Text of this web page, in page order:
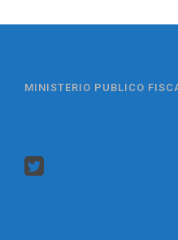
MINISTERIO PUBLICO